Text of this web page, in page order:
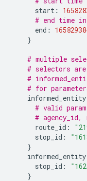
start :
# end time in
end :
}
# multiple
# selectors
#
# for
informed_entity
# valid
#
route_id :
stop_id :
}
informed_entity
stop_id :
}